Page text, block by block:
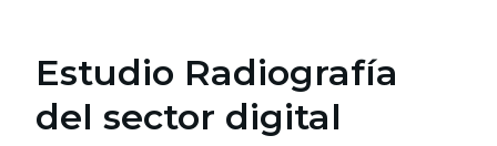
Estudio Radiografía
del sector digital